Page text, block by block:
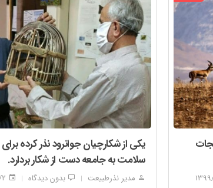
یکی از شکارچیان جوانرود نذر کرده
سلامت به جامعه دست از شکار بردارد.
مدیر نذرطبیعت | بدون دیدگاه |